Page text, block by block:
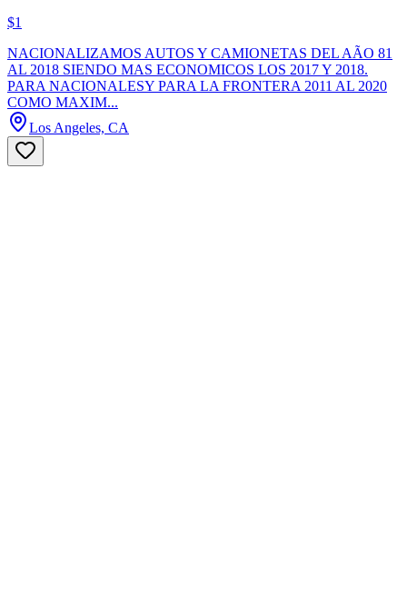
$1
NACIONALIZAMOS AUTOS Y CAMIONETAS DEL AÃO 81
AL 2018 SIENDO MAS ECONOMICOS LOS 2017 Y 2018.
PARA NACIONALESY PARA LA FRONTERA 2011 AL 2020
COMO MAXIM...
Los Angeles, CA